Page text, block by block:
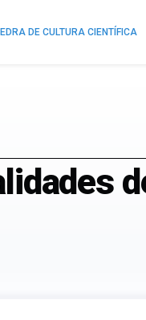
DE CULTURA CIENTÍFICA